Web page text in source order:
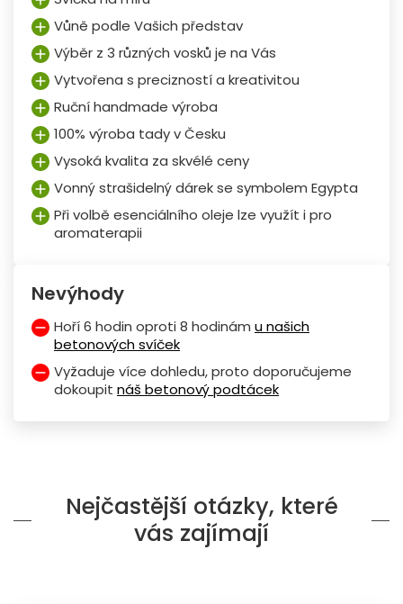
Vůně podle Vašich představ
Výběr z 3 různých vosků je na Vás
Vytvořena s precizností a kreativitou
Ruční handmade výroba
100% výroba tady v Česku
Vysoká kvalita za skvélé ceny
Vonný strašidelný dárek se symbolem Egypta
Při volbě esenciálního oleje lze využít i pro
aromaterapii
Nevýhody
Hoří 6 hodin oproti 8 hodinám u našich
betonových svíček
Vyžaduje více dohledu, proto doporučujeme
dokoupit náš betonový podtácek
Nejčastější otázky, které
vás zajímají